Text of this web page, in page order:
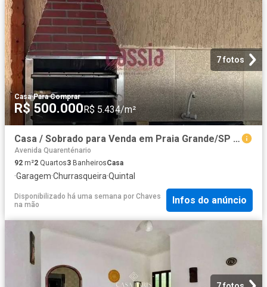
7 fotos
Casa·Para Comprar
R$ 500.000R$ 5.434/m²
Casa / Sobrado para Venda em Praia Grande/SP Tupi 2 Quartos
Avenida Quarenténario
92 m²2 Quartos3 BanheirosCasa
·Garagem·Churrasqueira·Quintal
Disponibilizado há uma semana por Chaves
na mão
Infos do anúncio